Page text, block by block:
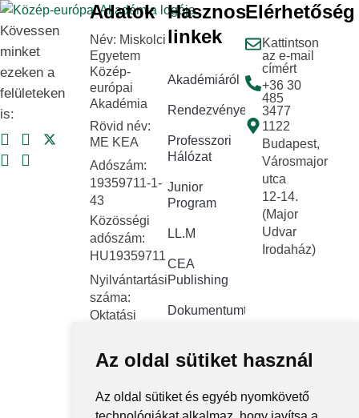
Az oldal sütiket használ
Az oldal sütiket és egyéb nyomkövető
Kövessen
minket
ezeken a
felületeken
is:
Adatok
Név: Miskolci
Egyetem
Közép-
európai
Akadémia
Rövid név:
ME KEA
Adószám:
19359711-1-
43
Közösségi
adószám:
HU19359711
Nyilvántartási
száma:
Oktatási
FNYF/419-
4/2023
Székhely:
1122
Hasznos
linkek
Akadémiáról
Rendezvények
Professzori
Hálózat
Junior
Program
LL.M
CEA
Publishing
Dokumentumtár
Közérdekű
Közadatkereső
Elérhetőség
Kattintson
az e-mail
címért
+36 30
485
3477
1122
Budapest,
Városmajor
utca
12-14.
(Major
Udvar
Irodaház)